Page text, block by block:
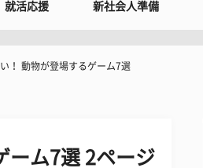
就活応援 新社会人準備
！ 動物が登場するゲーム7選
ーム7選 2ページ